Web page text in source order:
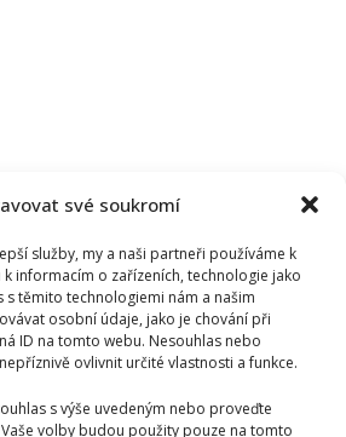
své soukromí
služby, my a naši partneři používáme k
informacím o zařízeních, technologie jako
s těmito technologiemi nám a našim
osobní údaje, jako je chování při
ID na tomto webu. Nesouhlas nebo
ovlivnit určité vlastnosti a funkce.
s výše uvedeným nebo proveďte
volby budou použity pouze na tomto